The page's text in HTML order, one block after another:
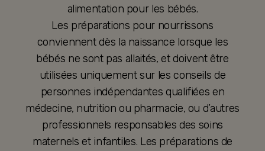
alimentation pour les bébés.
Les préparations pour nourrissons
conviennent dès la naissance lorsque les
bébés ne sont pas allaités, et doivent être
utilisées uniquement sur les conseils de
personnes indépendantes qualifiées en
médecine, nutrition ou pharmacie, ou d’autres
professionnels responsables des soins
maternels et infantiles. Les préparations de